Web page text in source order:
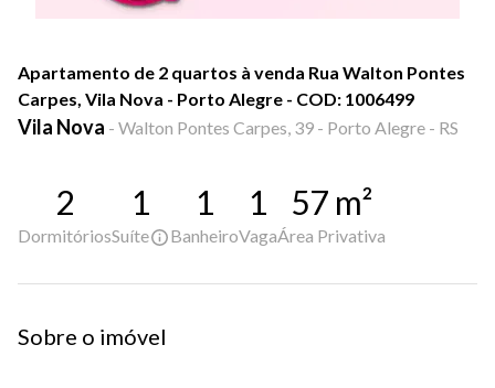
Apartamento de 2 quartos à venda Rua Walton Pontes
Carpes, Vila Nova - Porto Alegre - COD: 1006499
Vila Nova - Walton Pontes Carpes, 39 - Porto Alegre - RS
2
Dormitórios
1
Suíte
1
Banheiro
1
Vaga
57 m²
Área Privativa
Sobre o imóvel